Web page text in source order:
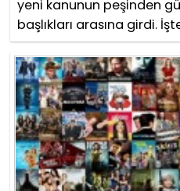
yeni kanunun peşinden
başlıkları arasına girdi.